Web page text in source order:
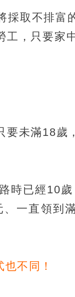
採取不排富
，只要家
要未滿18歲
時已經10
一直領到
不同！